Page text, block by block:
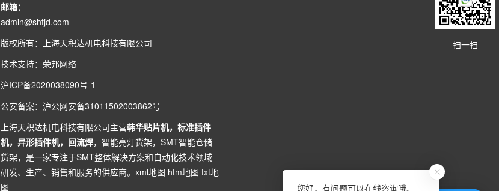
邮箱：
admin@shtjd.com
版权所有：上海天积达机电科技有限公司
技术支持： 荣邦网络
沪ICP备2020038090号-1
公安备案： 沪公网安备31011502003862号
上海天积达机电科技有限公司主营韩华贴片机， 标准插件
机， 异形插件机， 回流焊， 智能亮灯货架， SMT智能仓储
货架，是一家专注于SMT整体解决方案和自动化技术领域
研发、生产、销售和服务的供应商。 xml地图 htm地图 txt地
图
扫一扫
您好，有问题可以在线咨询哦。